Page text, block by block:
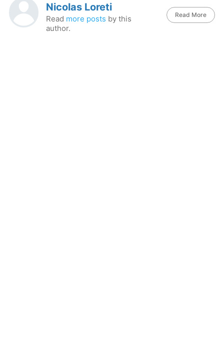
Nicolas Loreti
Read more posts by this
author.
Read More